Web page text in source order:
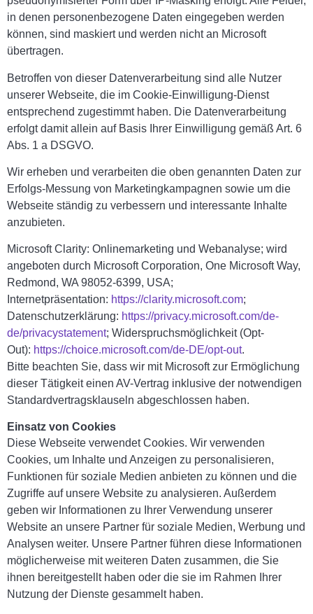
in denen personenbezogene Daten eingegeben werden
können, sind maskiert und werden nicht an Microsoft
übertragen.
Betroffen von dieser Datenverarbeitung sind alle Nutzer
unserer Webseite, die im Cookie-Einwilligung-Dienst
entsprechend zugestimmt haben. Die Datenverarbeitung
erfolgt damit allein auf Basis Ihrer Einwilligung gemäß Art. 6
Abs. 1 a DSGVO.
Wir erheben und verarbeiten die oben genannten Daten zur
Erfolgs-Messung von Marketingkampagnen sowie um die
Webseite ständig zu verbessern und interessante Inhalte
anzubieten.
Microsoft Clarity: Onlinemarketing und Webanalyse; wird
angeboten durch Microsoft Corporation, One Microsoft Way,
Redmond, WA 98052-6399, USA;
Internetpräsentation: https://clarity.microsoft.com;
Datenschutzerklärung: https://privacy.microsoft.com/de-
de/privacystatement; Widerspruchsmöglichkeit (Opt-
Out): https://choice.microsoft.com/de-DE/opt-out.
Bitte beachten Sie, dass wir mit Microsoft zur Ermöglichung
dieser Tätigkeit einen AV-Vertrag inklusive der notwendigen
Standardvertragsklauseln abgeschlossen haben.
Einsatz von Cookies
Diese Webseite verwendet Cookies. Wir verwenden
Cookies, um Inhalte und Anzeigen zu personalisieren,
Funktionen für soziale Medien anbieten zu können und die
Zugriffe auf unsere Website zu analysieren. Außerdem
geben wir Informationen zu Ihrer Verwendung unserer
Website an unsere Partner für soziale Medien, Werbung und
Analysen weiter. Unsere Partner führen diese Informationen
möglicherweise mit weiteren Daten zusammen, die Sie
ihnen bereitgestellt haben oder die sie im Rahmen Ihrer
Nutzung der Dienste gesammelt haben.